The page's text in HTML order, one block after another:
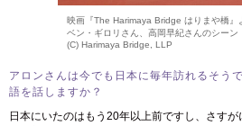
映画『The Harimaya Bridge はりまや橋』
ベン・ギロリさん、高岡早紀さんのシーン
(C) Harimaya Bridge, LLP
アロンさんは今でも日本に毎年訪れるそう
語を話しますか？
日本にいたのはもう20年以上前ですし、さす